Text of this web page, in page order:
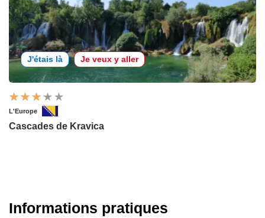
J'étais là Je veux y aller
L'Europe
Cascades de Kravica
Informations pratiques